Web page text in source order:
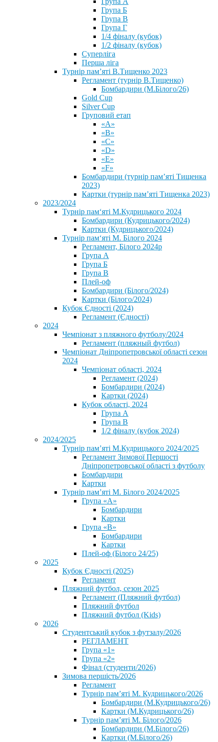
Група Б
Група В
Група Г
1/4 фіналу (кубок)
1/2 фіналу (кубок)
Суперліга
Перша ліга
Турнір пам’яті В.Тищенко 2023
Регламент (турнір В.Тищенко)
Бомбардири (М.Білого/26)
Gold Cup
Silver Cup
Груповий етап
«А»
«В»
«С»
«D»
«Е»
«F»
Бомбардири (турнір пам’яті Тищенка
2023)
Картки (турнір пам’яті Тищенка 2023)
2023/2024
⁨Турнір пам‘яті М.Кудрицького 2024
Бомбардири (Кудрицького/2024)
Картки (Кудрицького/2024)
⁨Турнір пам‘яті М. Білого 2024⁩
Регламент, Білого 2024р
Група А
Група Б
Група В
Плей-оф
Бомбардири (Білого/2024)
Картки (Білого/2024)
Кубок Єдності (2024)
Регламент (Єдності)
2024
Чемпіонат з пляжного футболу/2024
Регламент (пляжный футбол)
Чемпіонат Дніпропетровської області сезон
2024
Чемпіонат області, 2024
Регламент (2024)
Бомбардири (2024)
Картки (2024)
Кубок області, 2024
Група А
Група В
1/2 фіналу (кубок 2024)
2024/2025
Турнір пам’яті М.Кудрицького 2024/2025
Регламент Зимової Першості
Дніпропетровської області з футболу
Бомбардири
Картки
Турнір пам’яті М. Білого 2024/2025
Група «А»
Бомбардири
Картки
Група «В»
Бомбардири
Картки
Плей-оф (Білого 24/25)
2025
Кубок Єдності (2025)
Регламент
Пляжний футбол, сезон 2025
Регламент (Пляжний футбол)
Пляжний футбол
Пляжний футбол (Kids)
2026
Студентський кубок з футзалу/2026
РЕГЛАМЕНТ
Група «1»
Група «2»
Фінал (студенти/2026)
⁨Зимова першість/2026⁩
Регламент
Турнір пам’яті М. Кудрицького/2026
Бомбардири (М.Кудрицького/26)
Картки (М.Кудрицького/26)
Турнір пам’яті М. Білого/2026
Бомбардири (М.Білого/26)
Картки (М.Білого/26)